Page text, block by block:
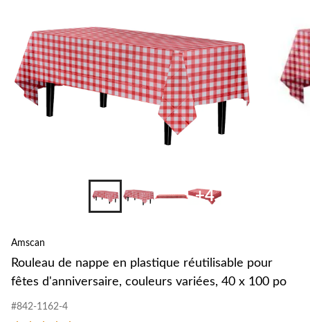
+4
Amscan
Rouleau de nappe en plastique réutilisable pour
fêtes d'anniversaire, couleurs variées, 40 x 100 po
#842-1162-4